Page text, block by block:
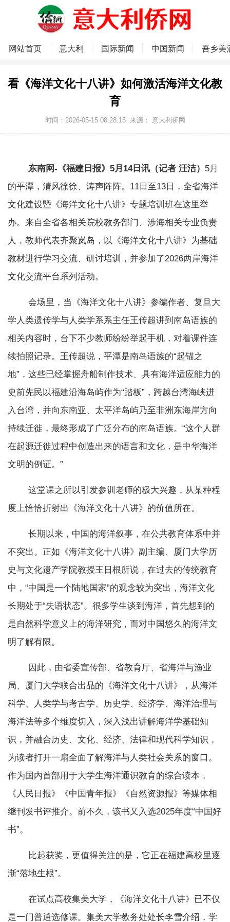
网站首页 意大利 国际新闻 中国新闻 吾乡美
看《海洋文化十八讲》如何激活海洋文化教
育
时间：2026-05-15 08:28:15 来源： 意大利侨网
东南网-《福建日报》5月14日讯（记者 汪洁） 5月
的平潭，清风徐徐、涛声阵阵。11日至13日，全省海洋
文化建设暨《海洋文化十八讲》专题培训班在这里举
办。来自全省各相关院校教务部门、涉海相关专业负责
人，教师代表齐聚岚岛，以《海洋文化十八讲》为基础
教材进行学习交流、研讨培训，并参加了2026两岸海洋
文化交流平台系列活动。
会场里，当《海洋文化十八讲》参编作者、复旦大
学人类遗传学与人类学系系主任王传超讲到南岛语族的
相关内容时，台下不少教师纷纷举起手机，对着课件连
续拍照记录。王传超说，平潭是南岛语族的“起锚之
地”，这些已经掌握舟船制作技术、具有海洋适应能力的
史前先民以福建沿海岛屿作为“踏板”，跨越台湾海峡进
入台湾，并向东南亚、太平洋岛屿乃至非洲东海岸方向
持续迁徙，最终形成了广泛分布的南岛语族。“这个人群
在起源迁徙过程中创造出来的语言和文化，是中华海洋
文明的例证。”
这堂课之所以引发参训老师的极大兴趣，从某种程
度上恰恰折射出《海洋文化十八讲》的价值所在。
长期以来，中国的海洋叙事，在公共教育体系中并
不突出。正如《海洋文化十八讲》副主编、厦门大学历
史与文化遗产学院教授王日根所说，在过去的传统教育
中，“中国是一个陆地国家”的观念较为突出，海洋文化
长期处于“失语状态”。很多学生谈到海洋，首先想到的
是自然科学意义上的海洋研究，而对中国悠久的海洋文
明了解有限。
因此，由省委宣传部、省教育厅、省海洋与渔业
局、厦门大学联合出品的《海洋文化十八讲》，从海洋
科学、人类学与考古学、历史学、经济学、海洋治理与
海洋法等多个维度切入，深入浅出讲解海洋学基础知
识，并融合历史、文化、经济、法律和现代科学知识，
为读者打开一扇全面了解海洋与人类社会关系的窗口。
作为国内首部用于大学生海洋通识教育的综合读本，
《人民日报》《中国青年报》《自然资源报》等媒体相
继刊发书评推介。前不久，该书又入选2025年度“中国好
书”。
比起获奖，更值得关注的是，它正在福建高校里逐
渐“落地生根”。
在试点高校集美大学，《海洋文化十八讲》已不仅
是一门普通选修课。集美大学教务处处长李雪介绍，学